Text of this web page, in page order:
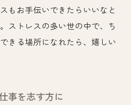
もお手伝いできたらいいなと
ストレスの多い世の中で、ち
きる場所になれたら、嬉しい
事を志す方に